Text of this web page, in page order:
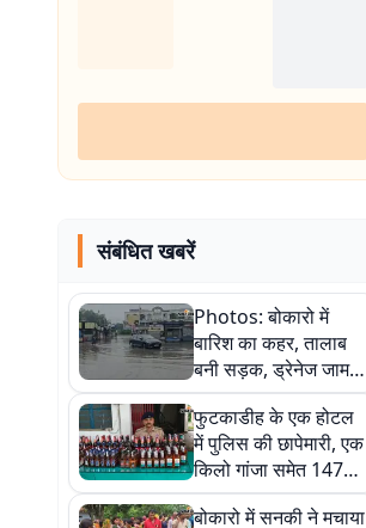
संबंधित खबरें
Photos: बोकारो में
बारिश का कहर, तालाब
बनी सड़क, ड्रेनेज जाम
होने पर भड़के लोग
फुटकाडीह के एक होटल
में पुलिस की छापेमारी, एक
किलो गांजा समेत 147
बोतल अवैध शराब जब्त
बोकारो में सनकी ने मचाया